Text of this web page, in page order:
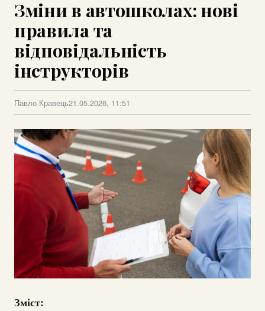
Зміни в автошколах: нові
правила та
відповідальність
інструкторів
Павло Кравець21.05.2026, 11:51
Зміст: